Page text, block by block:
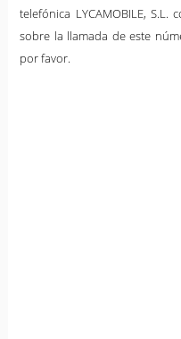
telefónica LYCAMOBILE,
sobre la llamada de este
por favor.